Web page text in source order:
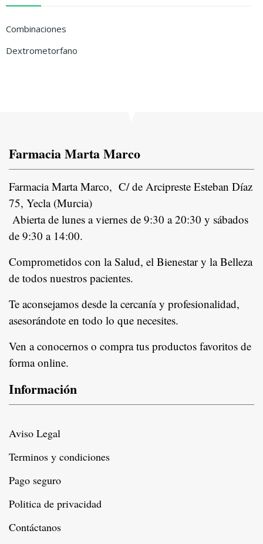
Combinaciones
Dextrometorfano
Farmacia Marta Marco
Farmacia Marta Marco, C/ de Arcipreste Esteban Díaz
75, Yecla (Murcia)
Abierta de lunes a viernes de 9:30 a 20:30 y sábados
de 9:30 a 14:00.
Comprometidos con la Salud, el Bienestar y la Belleza
de todos nuestros pacientes.
Te aconsejamos desde la cercanía y profesionalidad,
asesorándote en todo lo que necesites.
Ven a conocernos o compra tus productos favoritos de
forma online.
Información
Aviso Legal
Terminos y condiciones
Pago seguro
Politica de privacidad
Contáctanos